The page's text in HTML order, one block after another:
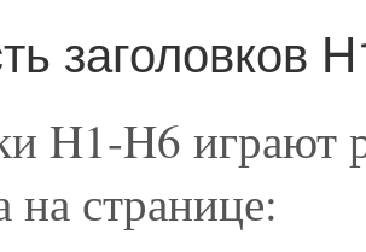
заголовков
H1-H6 играют
на странице: